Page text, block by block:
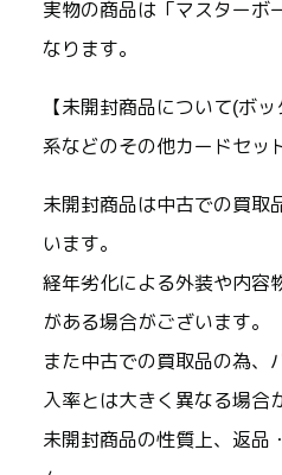
実物の商品は「マスターボ
なります。
【未開封商品について(ボ
系などのその他カードセッ
未開封商品は中古での買取
います。
経年劣化による外装や内容
がある場合がございます。
また中古での買取品の為、
入率とは大きく異なる場合
未開封商品の性質上、返品